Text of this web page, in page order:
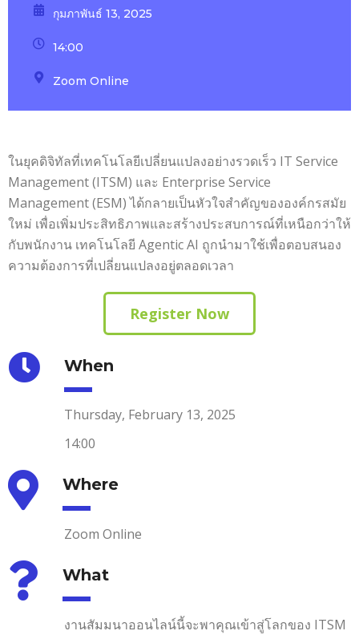
กุมภาพันธ์ 13, 2025
14:00
Zoom Online
ในยุคดิจิทัลที่เทคโนโลยีเปลี่ยนแปลงอย่างรวดเร็ว IT Service
Management (ITSM) และ Enterprise Service
Management (ESM) ได้กลายเป็นหัวใจสำคัญขององค์กรสมัย
ใหม่ เพื่อเพิ่มประสิทธิภาพและสร้างประสบการณ์ที่เหนือกว่าให้
กับพนักงาน เทคโนโลยี Agentic AI ถูกนำมาใช้เพื่อตอบสนอง
ความต้องการที่เปลี่ยนแปลงอยู่ตลอดเวลา
Register Now
When
Thursday, February 13, 2025
14:00
Where
Zoom Online
What
งานสัมมนาออนไลน์นี้จะพาคุณเข้าสู่โลกของ ITSM